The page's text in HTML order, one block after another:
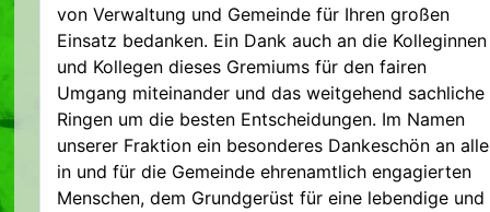
von Verwaltung und Gemeinde für Ihren großen
Einsatz bedanken. Ein Dank auch an die Kolleginnen
und Kollegen dieses Gremiums für den fairen
Umgang miteinander und das weitgehend sachliche
Ringen um die besten Entscheidungen. Im Namen
unserer Fraktion ein besonderes Dankeschön an alle
in und für die Gemeinde ehrenamtlich engagierten
Menschen, dem Grundgerüst für eine lebendige und